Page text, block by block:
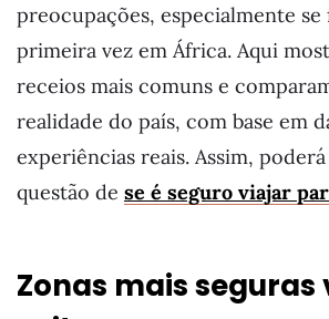
preocupações, especialmente se
primeira vez em África. Aqui
receios mais comuns e
realidade do país, com base em
experiências reais. Assim,
questão de se é seguro viajar
Zonas mais seguras